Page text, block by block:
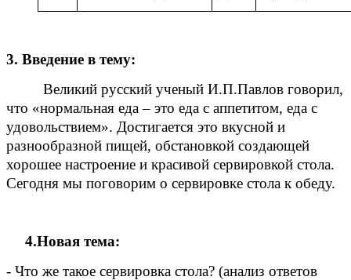
3. Введение в тему:
Великий русский ученый И.П.Павлов говорил,
что «нормальная еда – это еда с аппетитом, еда с
удовольствием». Достигается это вкусной и
разнообразной пищей, обстановкой создающей
хорошее настроение и красивой сервировкой стола.
Сегодня мы поговорим о сервировке стола к обеду.
4.Новая тема:
- Что же такое сервировка стола? (анализ ответов